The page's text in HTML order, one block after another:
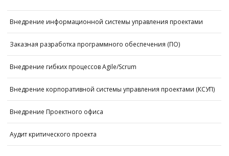
Внедрение информационной системы управления проектами
Заказная разработка программного обеспечения (ПО)
Внедрение гибких процессов Agile/Scrum
Внедрение корпоративной системы управления проектами (КСУП)
Внедрение Проектного офиса
Аудит критического проекта